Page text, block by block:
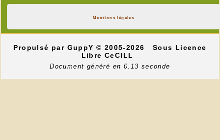
Mentions légales
Propulsé par GuppY© 2005-2026
Sous Licence
Libre CeCILL
Document généré en 0.13 seconde